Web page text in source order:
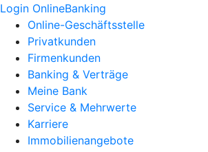
Login OnlineBanking
Online-Geschäftsstelle
Privatkunden
Firmenkunden
Banking & Verträge
Meine Bank
Service & Mehrwerte
Karriere
Immobilienangebote